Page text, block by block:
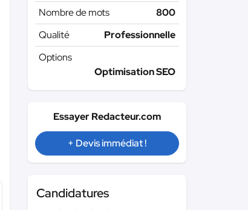
Nombre de mots
800
Qualité
Professionnelle
Options
Optimisation SEO
Essayer Redacteur.com
+ Devis immédiat !
Candidatures